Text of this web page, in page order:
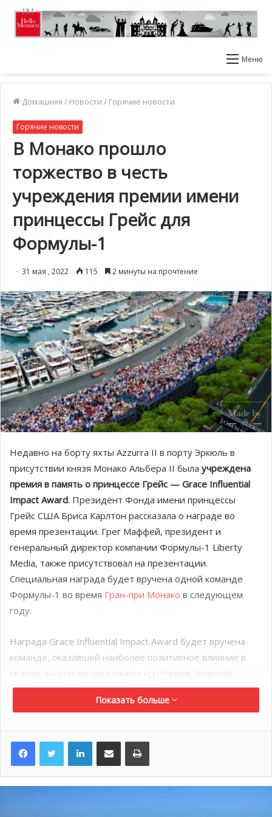
Меню
Домашняя / Новости / Горячие новости
Горячие новости
В Монако прошло
торжество в честь
учреждения премии имени
принцессы Грейс для
Формулы-1
31 мая , 2022 115 2 минуты на прочтение
Недавно на борту яхты Azzurra II в порту Эркюль в
присутствии князя Монако Альбера II была учреждена
премия в память о принцессе Грейс — Grace Influential
Impact Award. Президент Фонда имени принцессы
Грейс США Бриса Карлтон рассказала о награде во
время презентации. Грег Маффей, президент и
генеральный директор компании Формулы-1 Liberty
Media, также присутствовал на презентации.
Специальная награда будет вручена одной команде
Формулы-1 во время Гран-при Монако в следующем
году.
Награда Grace Influential Impact Award будет вручена
команде, оказавшей наиболее позитивное влияние в
сезоне, на основе нескольких критериев, включая
устойчивое развитие, филантропию и образование.
проектом, судьи будут рассматривать все сферы
деятельности, что поможет уравнять шансы команд,
имеющих более ограниченные ресурсы.
Показать больше
LinkedInПоделиться по электронной почте Распечатать